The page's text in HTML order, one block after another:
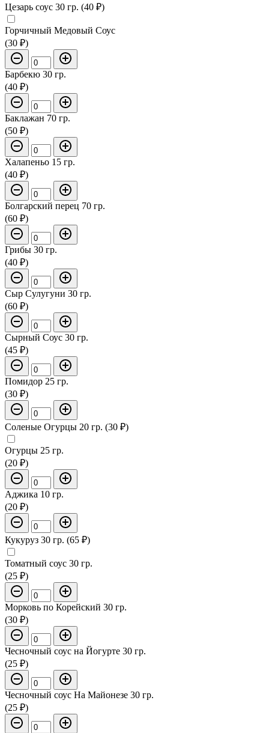
Цезарь соус 30 гр. (40 ₽)
Горчичный Медовый Соус
(30 ₽)
Барбекю 30 гр.
(40 ₽)
Баклажан 70 гр.
(50 ₽)
Халапеньо 15 гр.
(40 ₽)
Болгарский перец 70 гр.
(60 ₽)
Грибы 30 гр.
(40 ₽)
Сыр Сулугуни 30 гр.
(60 ₽)
Сырный Соус 30 гр.
(45 ₽)
Помидор 25 гр.
(30 ₽)
Соленые Огурцы 20 гр. (30 ₽)
Огурцы 25 гр.
(20 ₽)
Аджика 10 гр.
(20 ₽)
Кукуруз 30 гр. (65 ₽)
Томатный соус 30 гр.
(25 ₽)
Морковь по Корейский 30 гр.
(30 ₽)
Чесночный соус на Йогурте 30 гр.
(25 ₽)
Чесночный соус На Майонезе 30 гр.
(25 ₽)